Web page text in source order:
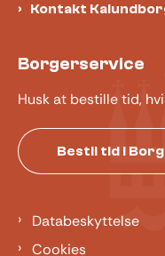
Kontakt
Borgerservice
Husk at bestille tid,
Bestil tid i
Databeskyttelse
Cookies